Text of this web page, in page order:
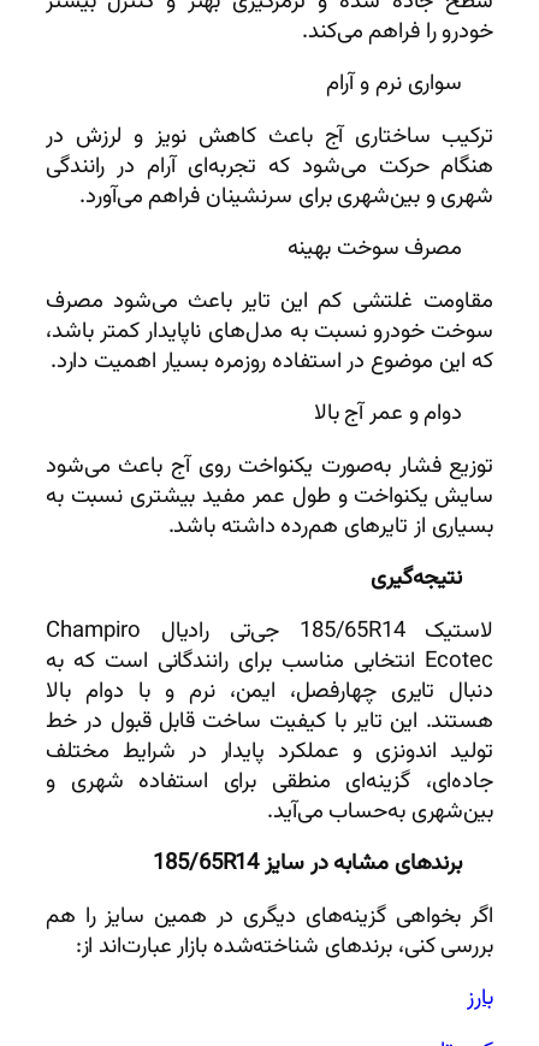
خودرو را فراهم می‌کند.
سواری نرم و آرام
ترکیب ساختاری آج باعث کاهش نویز و لرزش در
هنگام حرکت می‌شود که تجربه‌ای آرام در رانندگی
شهری و بین‌شهری برای سرنشینان فراهم می‌آورد.
مصرف سوخت بهینه
مقاومت غلتشی کم این تایر باعث می‌شود مصرف
سوخت خودرو نسبت به مدل‌های ناپایدار کمتر باشد،
که این موضوع در استفاده روزمره بسیار اهمیت دارد.
دوام و عمر آج بالا
توزیع فشار به‌صورت یکنواخت روی آج باعث می‌شود
سایش یکنواخت و طول عمر مفید بیشتری نسبت به
بسیاری از تایرهای هم‌رده داشته باشد.
نتیجه‌گیری
لاستیک 185/65R14 جی‌تی رادیال Champiro
Ecotec انتخابی مناسب برای رانندگانی است که به
دنبال تایری چهارفصل، ایمن، نرم و با دوام بالا
هستند. این تایر با کیفیت ساخت قابل قبول در خط
تولید اندونزی و عملکرد پایدار در شرایط مختلف
جاده‌ای، گزینه‌ای منطقی برای استفاده شهری و
بین‌شهری به‌حساب می‌آید.
برندهای مشابه در سایز 185/65R14
اگر بخواهی گزینه‌های دیگری در همین سایز را هم
بررسی کنی، برندهای شناخته‌شده بازار عبارت‌اند از:
بارز